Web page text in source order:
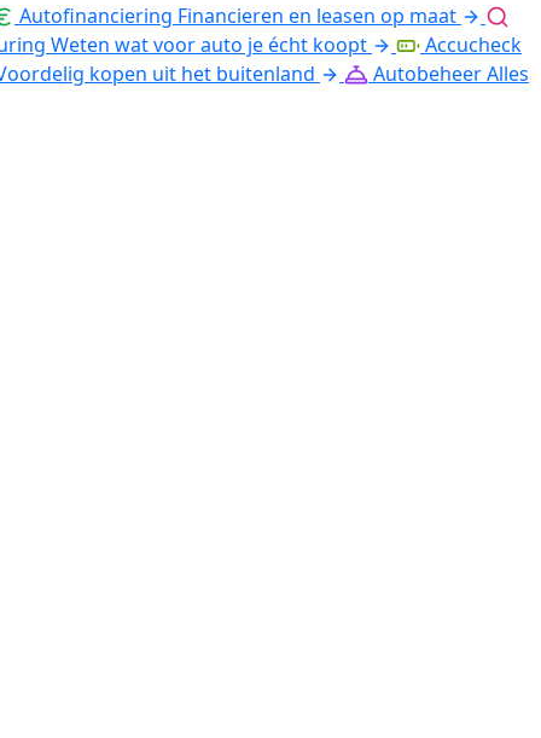
Autofinanciering Financieren en leasen op maat
Weten wat voor auto je écht koopt
Accucheck
kopen uit het buitenland
AutobeheerAlles